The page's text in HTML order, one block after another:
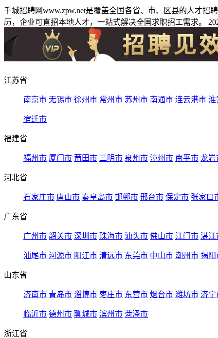
千城招聘网www.zpw.net是覆盖全国各省、市、区县的人才
历，企业可直招本地人才，一站式解决全国求职招工需求。
江苏省
南京市 无锡市 徐州市 常州市 苏州市 南通市 连云港市 淮
宿迁市
福建省
福州市 厦门市 莆田市 三明市 泉州市 漳州市 南平市 龙岩
河北省
石家庄市 唐山市 秦皇岛市 邯郸市 邢台市 保定市 张家口
广东省
广州市 韶关市 深圳市 珠海市 汕头市 佛山市 江门市 湛江
汕尾市 河源市 阳江市 清远市 东莞市 中山市 潮州市 揭阳
山东省
济南市 青岛市 淄博市 枣庄市 东营市 烟台市 潍坊市 济宁
临沂市 德州市 聊城市 滨州市 菏泽市
浙江省